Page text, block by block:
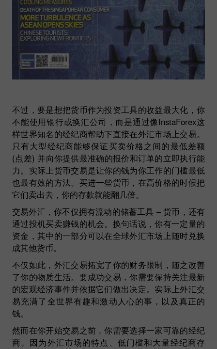
不过，要是想把货币作为投资工具的收益最大化，你
不能使用银行或换汇公司，而是通过像InstaForex这
样世界知名的经纪商帮助下直接在外汇市场上交易。
只有大型经纪商能够保证买卖价格之间的最低差额
(点差) 并向你提供最准确的报价和订单的立即执行能
力。实际上货币交易是让你的钱为你工作的门槛最低
也最有效的方法。买进一些货币，在高价格的时候把
它们卖出去，你的存款就能翻几倍。
交易外汇，你不仅拥有流动的储蓄工具 – 货币，还有
通过投机买卖赚钱的机会。换句话说，你有一定量的
资金，其中的一部分可以在全球外汇市场上随时兑换
成其他货币。
不仅如此，外汇交易拓宽了你的财务限制，随之改善
了你的物质生活。要成功交易，你需要保持关注最新
的宏观经济事件并依据它们做出决定。实际上外汇交
易充满了全世界有趣和激动人心的事，以及真正的
钱。
然而在你开始交易之前，你需要选择一家可靠的经纪
商。因为外汇市场的特点、低门槛和大量经纪商存